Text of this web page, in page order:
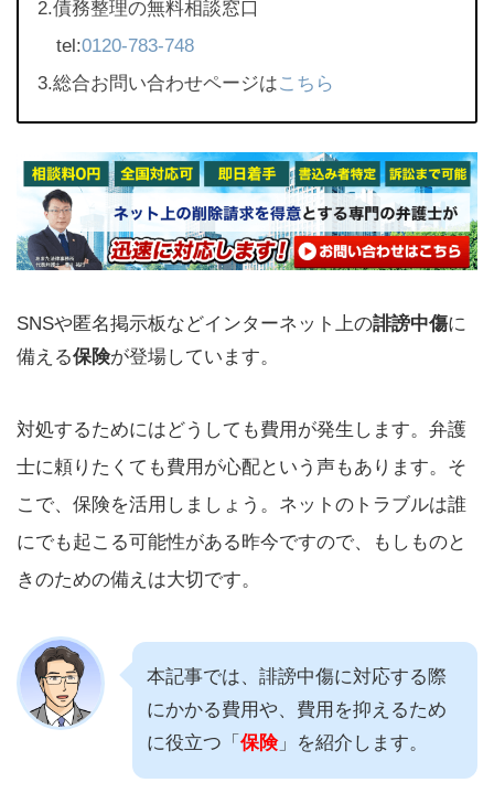
2.債務整理の無料相談窓口
tel:0120-783-748
3.総合お問い合わせページはこちら
SNSや匿名掲示板などインターネット上の誹謗中傷に
備える保険が登場しています。
対処するためにはどうしても費用が発生します。弁護
士に頼りたくても費用が心配という声もあります。そ
こで、保険を活用しましょう。ネットのトラブルは誰
にでも起こる可能性がある昨今ですので、もしものと
きのための備えは大切です。
本記事では、誹謗中傷に対応する際
にかかる費用や、費用を抑えるため
に役立つ「 保険」を紹介します。